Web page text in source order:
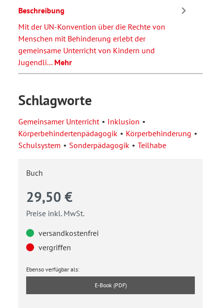
Beschreibung
Mit der UN-Konvention über die Rechte von
Menschen mit Behinderung erlebt der
gemeinsame Unterricht von Kindern und
Jugendli… Mehr
Schlagworte
Gemeinsamer Unterricht
Inklusion
Körperbehindertenpädagogik
Körperbehinderung
Schulsystem
Sonderpädagogik Teilhabe
Buch
29,50 €
Preise inkl. MwSt.
versandkostenfrei
vergriffen
Ebenso verfügbar als:
E-Book (PDF)